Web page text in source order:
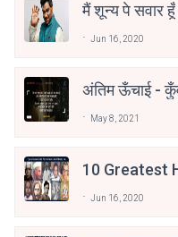
मैं शून्य पे सवार हूँ
Jun 16, 2020
अंतिम ऊँचाई -
May 8, 2021
10 Greatest
Jun 16, 2020